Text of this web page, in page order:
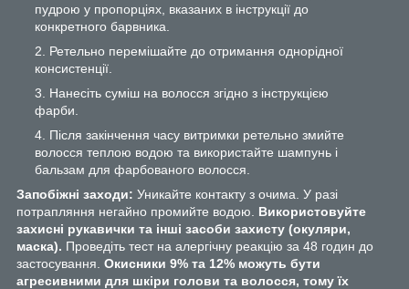
пудрою у пропорціях, вказаних в інструкції до
конкретного барвника.
Ретельно перемішайте до отримання однорідної
консистенції.
Нанесіть суміш на волосся згідно з інструкцією
фарби.
Після закінчення часу витримки ретельно змийте
волосся теплою водою та використайте шампунь і
бальзам для фарбованого волосся.
Запобіжні заходи: Уникайте контакту з очима. У разі
потрапляння негайно промийте водою. Використовуйте
захисні рукавички та інші засоби захисту (окуляри,
маска). Проведіть тест на алергічну реакцію за 48 годин до
застосування. Окисники 9% та 12% можуть бути
агресивними для шкіри голови та волосся, тому їх